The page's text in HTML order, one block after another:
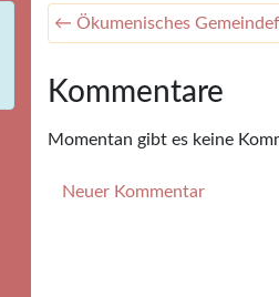
← Ökumenisches
Kommentare
Momentan gibt es keine
Neuer Kommentar